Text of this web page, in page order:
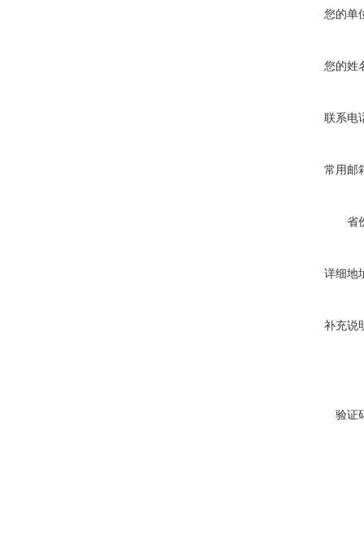
您的单
您的姓
联系电
常用邮
省
详细地
补充说
验证